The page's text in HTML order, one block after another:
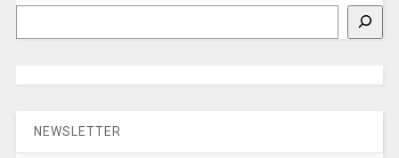
NEWSLETTER